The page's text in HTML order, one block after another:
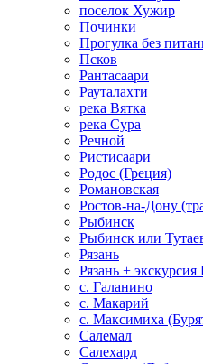
поселок Хужир
Починки
Прогулка без
Псков
Рантасаари
Рауталахти
река Вятка
река Сура
Речной
Ристисаари
Родос (Греция)
Романовская
Ростов-на-Дону
Рыбинск
Рыбинск или
Рязань
Рязань +
с. Галанино
с. Макарий
с. Максимиха
Салемал
Салехард